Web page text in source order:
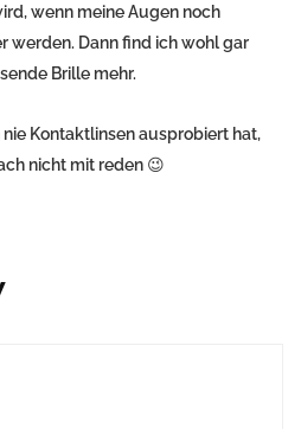
wenn meine Augen noch
werden. Dann find ich wohl gar
Brille mehr.
nie Kontaktlinsen ausprobiert hat,
nicht mit reden 😉